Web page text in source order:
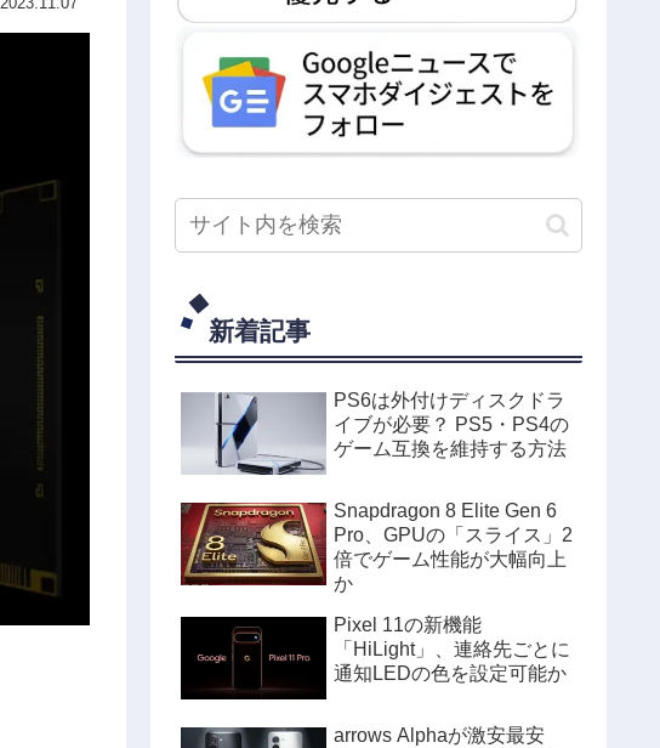
新着記事
PS6は外付けディスクドラ
イブが必要？ PS5・PS4の
ゲーム互換を維持する方法
Snapdragon 8 Elite Gen 6
Pro、GPUの「スライス」2
倍でゲーム性能が大幅向上
か
Pixel 11の新機能
「HiLight」、連絡先ごとに
通知LEDの色を設定可能か
arrows Alphaが激安最安